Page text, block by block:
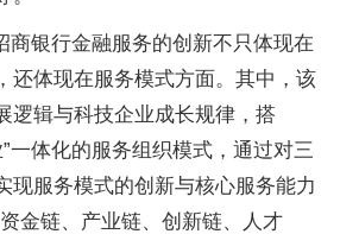
银行金融服务的创新不只体现在
还体现在服务模式方面。其中，该
逻辑与科技企业成长规律，搭
一体化的服务组织模式，通过对三
现服务模式的创新与核心服务能力
金链、产业链、创新链、人才